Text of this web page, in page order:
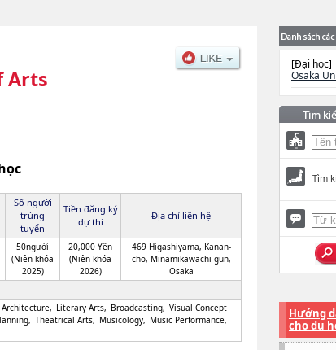
Arts
Số người
trúng
tuyển
Tiền đăng ký
dự thi
Địa chỉ liên hệ
50người
(Niên khóa
2025)
20,000 Yên
(Niên khóa
2026)
469 Higashiyama, Kanan-
cho, Minamikawachi-gun,
Osaka
Architecture Literary Arts Broadcasting Visual Concept
Theatrical Arts Musicology
Music Performance
[Đại học]
Osaka
Tìm
Hướng
cho du